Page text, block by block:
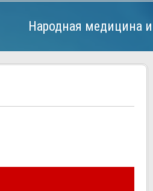
Народная медицина